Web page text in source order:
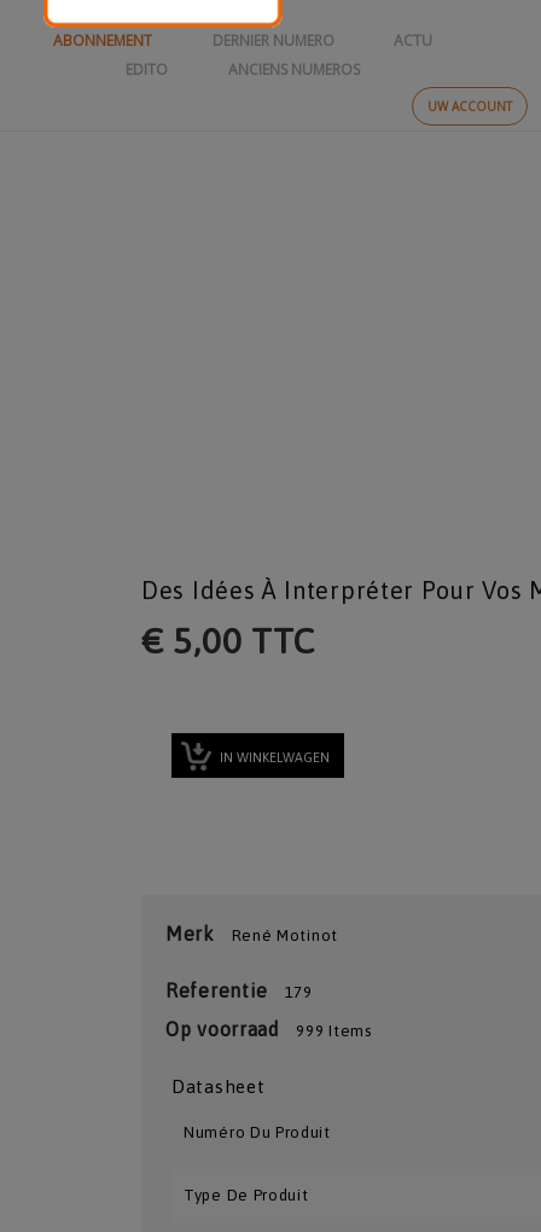
UW ACCOUNT
ABONNEMENT DERNIER NUMERO
ACTU
EDITO
ANCIENS NUMEROS
Des Idées À Interpréter Pour Vos
€ 5,00 TTC
IN WINKELWAGEN
Merk René Motinot
Referentie 179
Op voorraad 999 Items
Datasheet
Numéro Du Produit
Type De Produit